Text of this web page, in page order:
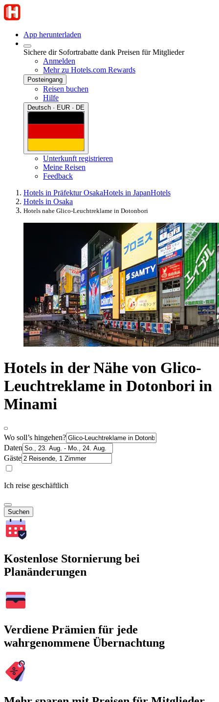
App herunterladen
Sichere dir Sofortrabatte dank Preisen für Mitglieder
Anmelden
Mehr zu Hotels.com Rewards
Posteingang
Reisen buchen
Hilfe
Deutsch · EUR · DE
Unterkunft registrieren
Meine Reisen
Feedback
Hotels in Präfektur OsakaHotels in JapanHotels
Hotels in Osaka
Hotels nahe Glico-Leuchtreklame in Dotonbori
Hotels in der Nähe von Glico-
Leuchtreklame in Dotonbori in
Minami
Wo soll’s hingehen?
Daten
Gäste
Ich reise geschäftlich
Suchen
Kostenlose Stornierung bei
Planänderungen
Verdiene Prämien für jede
wahrgenommene Übernachtung